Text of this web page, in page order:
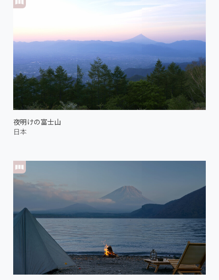
夜明けの富士山
日本